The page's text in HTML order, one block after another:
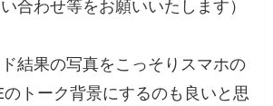
合わせ等をお願いいたします）
結果の写真をこっそりスマホの
トーク背景にするのも良いと思